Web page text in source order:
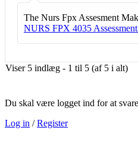
The Nurs Fpx Assesment
NURS FPX 4035
Viser 5 indlæg - 1 til 5 (af 5 i alt)
Du skal være logget ind for at
Log in /Register